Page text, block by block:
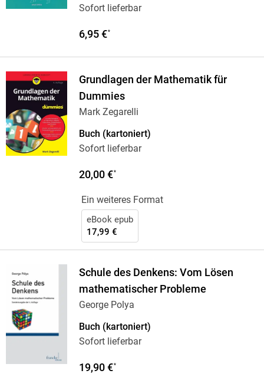
Sofort lieferbar
6,95 €*
Grundlagen der Mathematik für
Dummies
Mark Zegarelli
Buch (kartoniert)
Sofort lieferbar
20,00 €*
Ein weiteres Format
eBook epub
17,99 €
Schule des Denkens: Vom Lösen
mathematischer Probleme
George Polya
Buch (kartoniert)
Sofort lieferbar
19,90 €*